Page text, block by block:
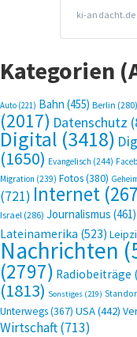
Kategorien
Auto (221) Bahn (455) Berlin (280)
(2017) Datenschutz
Digital (3418)
(1650) Evangelisch (244)
Migration (239) Fotos(380)
(721) Internet
Israel (286) Journalismus (461)
Lateinamerika (523)
Nachrichten
(2797) Radiobeiträge
(1813) Sonstiges (219)
Unterwegs(367) USA(442)
Wirtschaft(713)